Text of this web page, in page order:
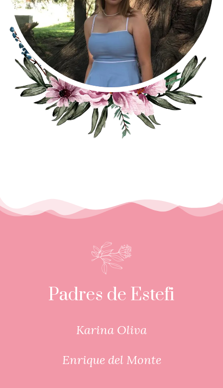
Padres de Estefi
Karina Oliva
Enrique del Monte